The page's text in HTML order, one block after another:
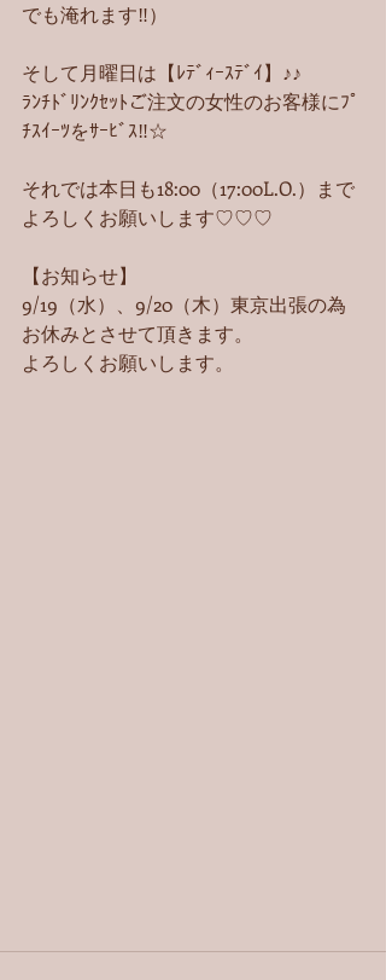
でも淹れます‼︎）
そして月曜日は【ﾚﾃﾞｨｰｽﾃﾞｲ】♪♪
ﾗﾝﾁﾄﾞﾘﾝｸｾｯﾄご注文の女性のお客様にﾌﾟ
ﾁｽｲｰﾂをｻｰﾋﾞｽ‼︎☆
それでは本日も18:00（17:00L.O.）まで
よろしくお願いします♡♡♡
【お知らせ】
9/19（水）、9/20（木）東京出張の為
お休みとさせて頂きます。
よろしくお願いします。